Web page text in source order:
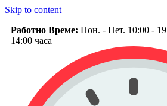
Skip to content
Работно Време: Пон. - Пет. 10:00 -
14:00 часа